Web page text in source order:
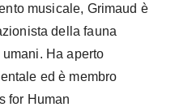
musicale, Grimaud è
della fauna
Ha aperto
ed è membro
for Human